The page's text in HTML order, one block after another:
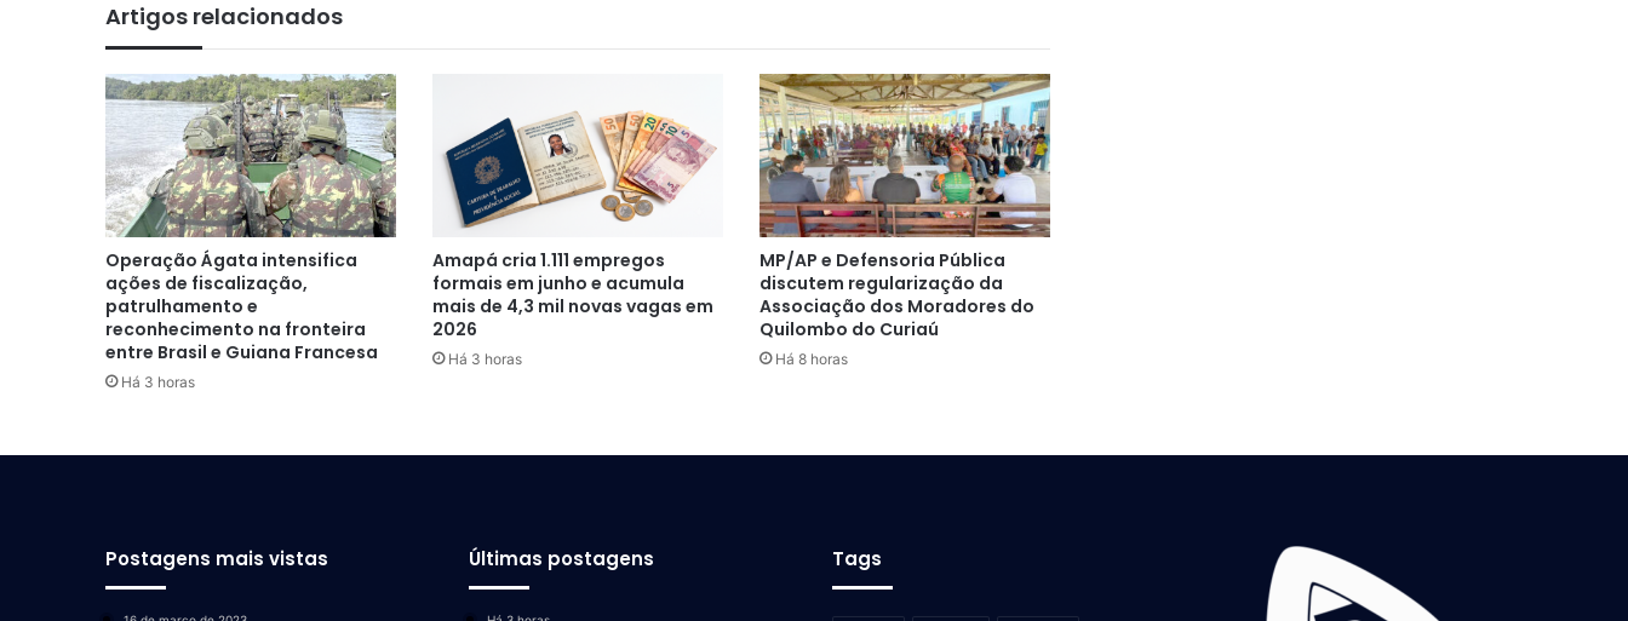
Artigos relacionados
Operação Ágata intensifica
ações de fiscalização,
patrulhamento e
reconhecimento na fronteira
entre Brasil e Guiana Francesa
Há 3 horas
Amapá cria 1.111 empregos
formais em junho e acumula
mais de 4,3 mil novas vagas em
2026
Há 3 horas
MP/AP e Defensoria Pública
discutem regularização da
Associação dos Moradores do
Quilombo do Curiaú
Há 8 horas
Postagens mais vistas Últimas postagens Tags